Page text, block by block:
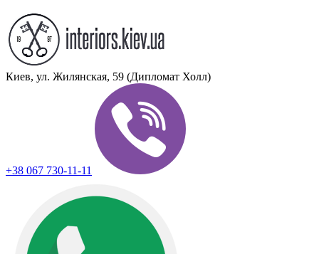
Киев, ул. Жилянская, 59 (Дипломат Холл)
+38 067 730-11-11